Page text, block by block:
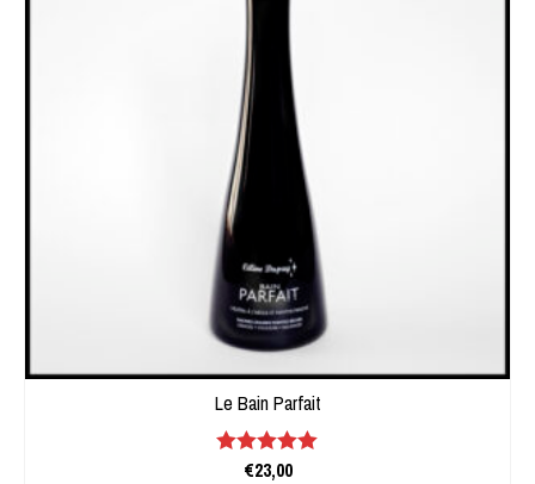
Le Bain Parfait
Note4.94
€23,00